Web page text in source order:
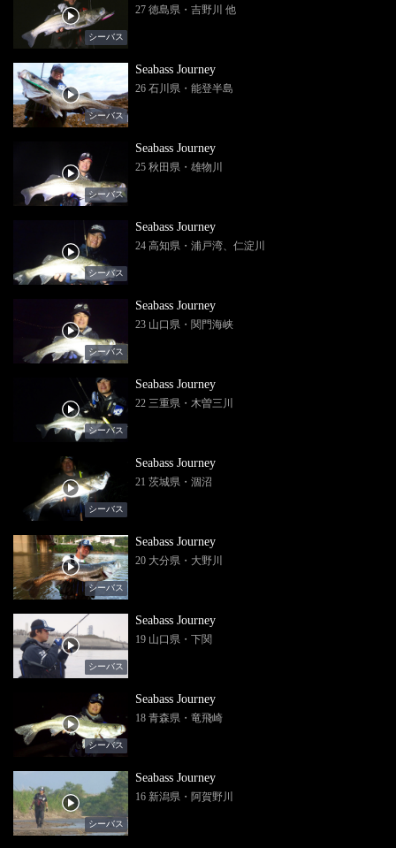
シーバス
27 徳島県・吉野川 他
シーバス
Seabass Journey
26 石川県・能登半島
シーバス
Seabass Journey
25 秋田県・雄物川
シーバス
Seabass Journey
24 高知県・浦戸湾、仁淀川
シーバス
Seabass Journey
23 山口県・関門海峡
シーバス
Seabass Journey
22 三重県・木曽三川
シーバス
Seabass Journey
21 茨城県・涸沼
シーバス
Seabass Journey
20 大分県・大野川
シーバス
Seabass Journey
19 山口県・下関
シーバス
Seabass Journey
18 青森県・竜飛崎
シーバス
Seabass Journey
16 新潟県・阿賀野川